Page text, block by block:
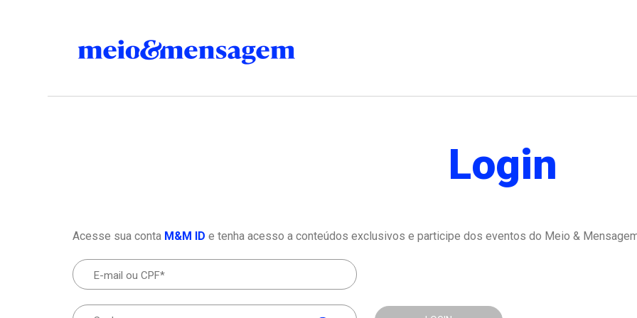
Login
Acesse sua conta M&M ID e tenha acesso a conteúdos exclusivos e participe dos eventos do Meio &